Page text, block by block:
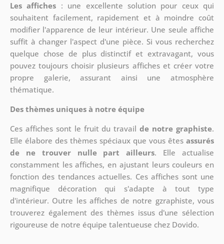
Les affiches : une excellente solution pour ceux qui
souhaitent facilement, rapidement et à moindre coût
modifier l'apparence de leur intérieur. Une seule affiche
suffit à changer l'aspect d'une pièce. Si vous recherchez
quelque chose de plus distinctif et extravagant, vous
pouvez toujours choisir plusieurs affiches et créer votre
propre galerie, assurant ainsi une atmosphère
thématique.
Des thèmes uniques à notre équipe
Ces affiches sont le fruit du travail de notre graphiste.
Elle élabore des thèmes spéciaux que vous êtesassurés
de ne trouver nulle part ailleurs. Elle actualise
constamment les affiches, en ajustant leurs couleurs en
fonction des tendances actuelles. Ces affiches sont une
magnifique décoration qui s'adapte à tout type
d'intérieur. Outre les affiches de notre gzraphiste, vous
trouverez également des thèmes issus d'une sélection
rigoureuse de notre équipe talentueuse chez Dovido.